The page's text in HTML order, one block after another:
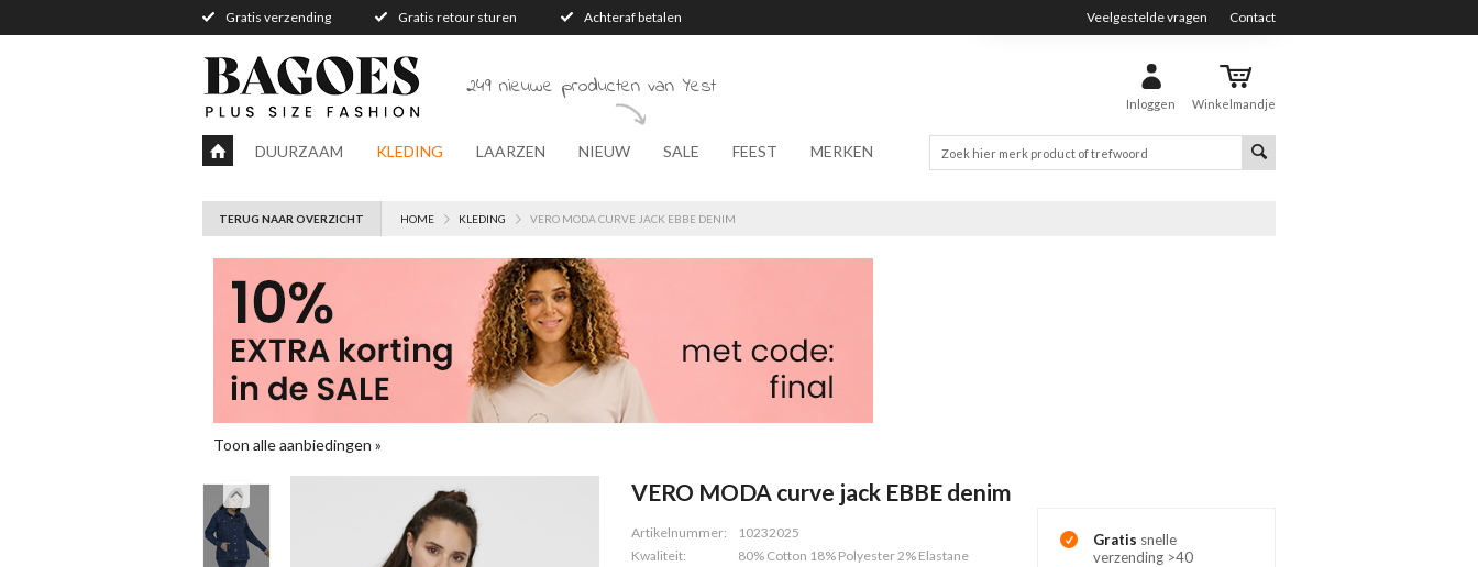
Gratis verzending Gratis retour sturen Achteraf betalen Veelgestelde vragen Contact
Inloggen Winkelmandje
249 nieuwe producten van Yest
DUURZAAM KLEDING LAARZEN NIEUW SALE FEEST MERKEN
TERUG NAAR OVERZICHT HOME KLEDING VERO MODA CURVE JACK EBBE DENIM
Toon alle aanbiedingen »
VERO MODA curve jack EBBE denim
Artikelnummer:
10232025
Kwaliteit:
80% Cotton 18% Polyester 2% Elastane
Gratis snelle
verzending >40